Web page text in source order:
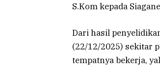
S.Kom kepada
Dari hasil
(22/12/2025) sekitar
tempatnya bekerja,